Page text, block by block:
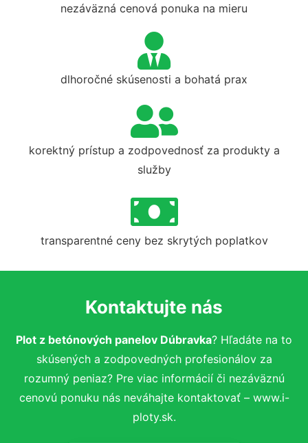
nezáväzná cenová ponuka na mieru
dlhoročné skúsenosti a bohatá prax
korektný prístup a zodpovednosť za produkty a
služby
transparentné ceny bez skrytých poplatkov
Kontaktujte nás
Plot z betónových panelov Dúbravka? Hľadáte na to
skúsených a zodpovedných profesionálov za
rozumný peniaz? Pre viac informácií či nezáväznú
cenovú ponuku nás neváhajte kontaktovať – www.i-
ploty.sk.